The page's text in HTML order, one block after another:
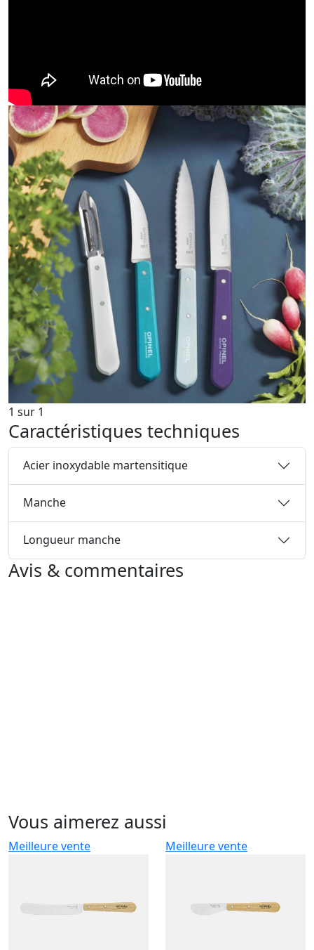
1 sur 1
Caractéristiques techniques
Acier inoxydable martensitique
Manche
Longueur manche
Avis & commentaires
Vous aimerez aussi
Meilleure vente Meilleure vente